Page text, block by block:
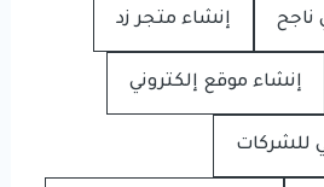
ناجح إنشاء متجر زد
إنشاء موقع إلكتروني
للشركات